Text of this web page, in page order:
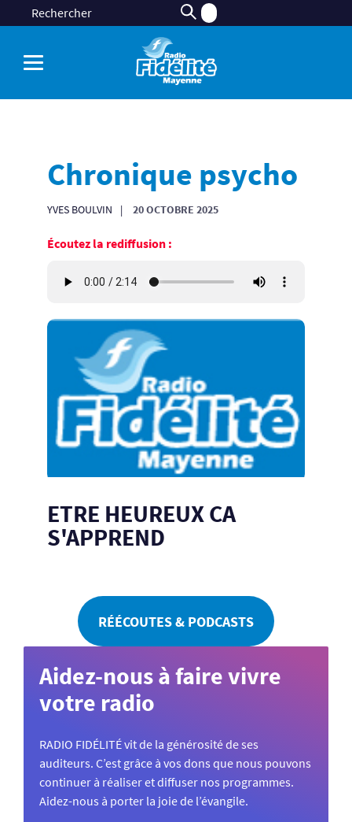
Chronique psycho
YVES BOULVIN 20 OCTOBRE 2025
Écoutez la rediffusion :
ETRE HEUREUX CA
S'APPREND
RÉÉCOUTES & PODCASTS
Aidez-nous à faire vivre
votre radio
RADIO FIDÉLITÉ vit de la générosité de ses
auditeurs. C’est grâce à vos dons que nous pouvons
continuer à réaliser et diffuser nos programmes.
Aidez-nous à porter la joie de l’évangile.